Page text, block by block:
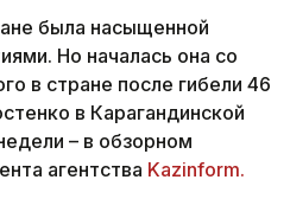
была насыщенной
Но началась она со
в стране после гибели 46
в Карагандинской
– в обзорном
агентства Kazinform.